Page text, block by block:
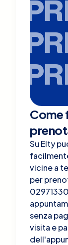
Come
Su Elty
vicine a
per
senza
visita e